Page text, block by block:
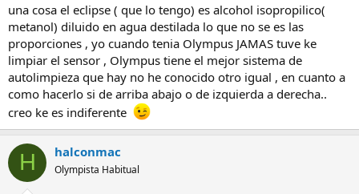
una cosa el eclipse ( que lo tengo) es alcohol isopropilico(
metanol) diluido en agua destilada lo que no se es las
proporciones , yo cuando tenia Olympus JAMAS tuve ke
limpiar el sensor , Olympus tiene el mejor sistema de
autolimpieza que hay no he conocido otro igual , en cuanto a
como hacerlo si de arriba abajo o de izquierda a derecha..
creo ke es indiferente
H halconmac
Olympista Habitual